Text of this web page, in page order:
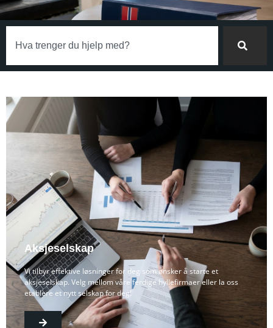
Aksjeselskap
Vi tilbyr effektive løsninger for deg som ønsker å starte et
aksjeselskap. Velg mellom våre ferdige hyllefirmaer eller la oss
etablere et nytt selskap for deg!